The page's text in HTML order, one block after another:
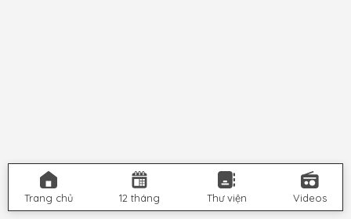
Trang chủ 12 tháng Thư viện Videos